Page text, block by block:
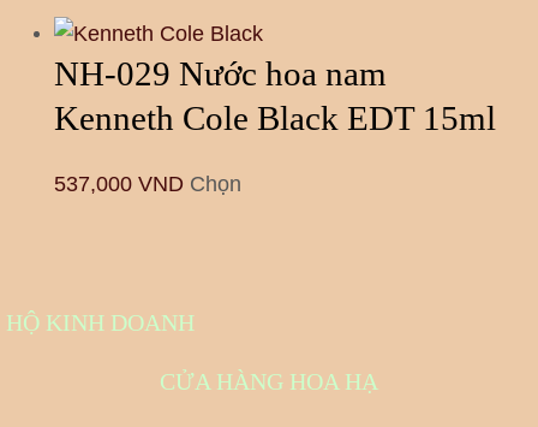
NH-029 Nước hoa nam
Kenneth Cole Black EDT 15ml
537,000 VND Chọn
HỘ KINH DOANH
CỬA HÀNG HOA HẠ